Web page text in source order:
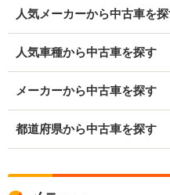
人気メーカーから中古車を
人気車種から中古車を探す
メーカーから中古車を探す
都道府県から中古車を探す